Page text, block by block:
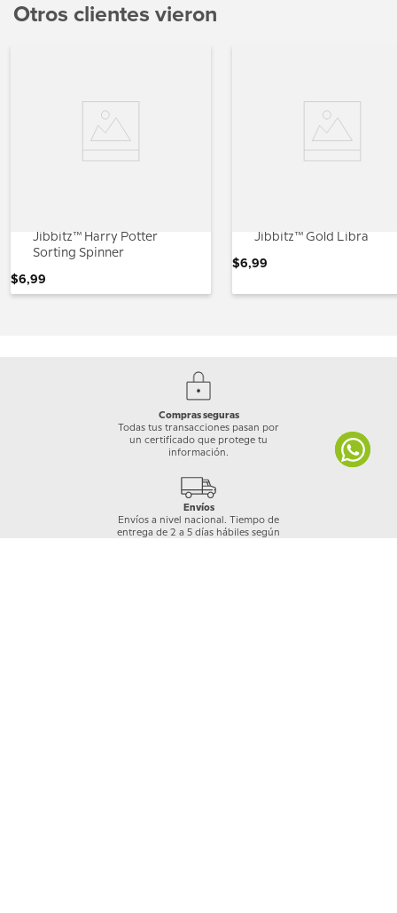
Otros clientes vieron
Jibbitz™ Harry Potter
Sorting Spinner
$6,99
Jibbitz™ Gold Libra
$6,99
Compras seguras
Todas tus transacciones pasan por
un certificado que protege tu
información.
Envíos
Envíos a nivel nacional. Tiempo de
entrega de 2 a 5 días hábiles según